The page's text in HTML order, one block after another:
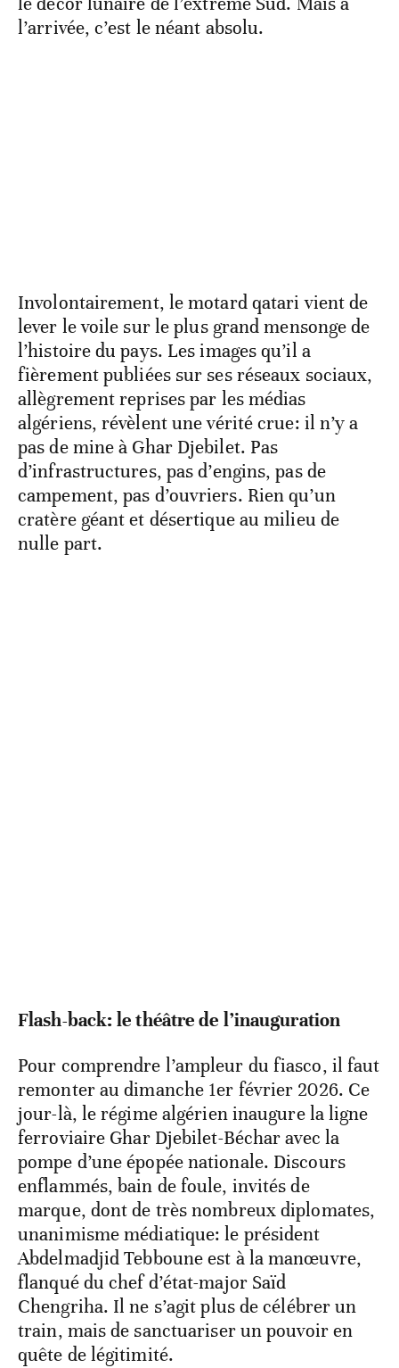
l’arrivée, c’est le néant absolu.
Involontairement, le motard qatari vient de
lever le voile sur le plus grand mensonge de
l’histoire du pays. Les images qu’il a
fièrement publiées sur ses réseaux sociaux,
allègrement reprises par les médias
algériens, révèlent une vérité crue: il n’y a
pas de mine à Ghar Djebilet. Pas
d’infrastructures, pas d’engins, pas de
campement, pas d’ouvriers. Rien qu’un
cratère géant et désertique au milieu de
nulle part.
Flash-back: le théâtre de l’inauguration
Pour comprendre l’ampleur du fiasco, il faut
remonter au dimanche 1er février 2026. Ce
jour-là, le régime algérien inaugure la ligne
ferroviaire Ghar Djebilet-Béchar avec la
pompe d’une épopée nationale. Discours
enflammés, bain de foule, invités de
marque, dont de très nombreux diplomates,
unanimisme médiatique: le président
Abdelmadjid Tebboune est à la manœuvre,
flanqué du chef d’état-major Saïd
Chengriha. Il ne s’agit plus de célébrer un
train, mais de sanctuariser un pouvoir en
quête de légitimité.